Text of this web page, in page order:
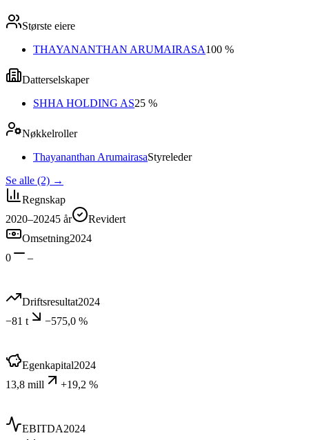
Største eiere
THAYANANTHAN ARUMAIRASA100 %
Datterselskaper
SHHA HOLDING AS25 %
Nøkkelroller
Thayananthan ArumairasaStyreleder
Se alle (2) →
Regnskap
2020–20245 år
Revidert
Omsetning2024
0
–
Driftsresultat2024
−81 t
−575,0 %
Egenkapital2024
13,8 mill
+19,2 %
EBITDA2024